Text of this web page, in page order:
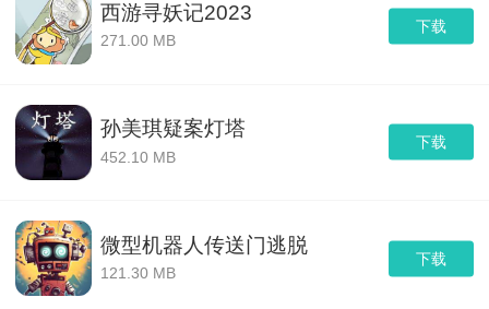
下载
西游寻妖记2023
271.00 MB
下载
孙美琪疑案灯塔
452.10 MB
下载
微型机器人传送门逃脱
121.30 MB